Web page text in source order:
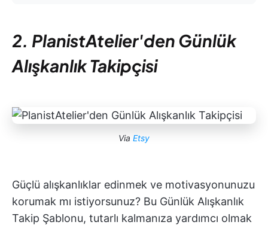
2. PlanistAtelier'den Günlük
Alışkanlık Takipçisi
Via Etsy
Güçlü alışkanlıklar edinmek ve motivasyonunuzu
korumak mı istiyorsunuz? Bu Günlük Alışkanlık
Takip Şablonu, tutarlı kalmanıza yardımcı olmak